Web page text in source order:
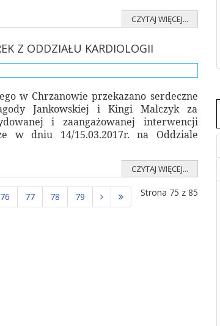
CZYTAJ WIĘCEJ...
Z ODDZIAŁU KARDIOLOGII
w Chrzanowie przekazano serdeczne
Jankowskiej i Kingi Malczyk za
i zaangażowanej interwencji
w dniu 14/15.03.2017r. na Oddziale
CZYTAJ WIĘCEJ...
Strona 75 z 85
76 77 78 79